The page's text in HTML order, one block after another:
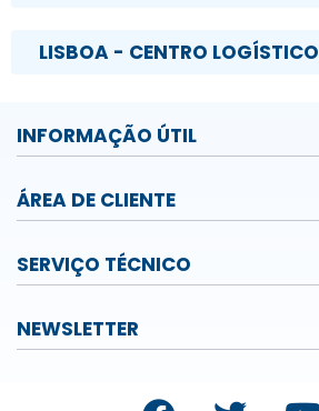
LISBOA - CENTRO LOGÍSTICO
INFORMAÇÃO ÚTIL
ÁREA DE CLIENTE
SERVIÇO TÉCNICO
NEWSLETTER